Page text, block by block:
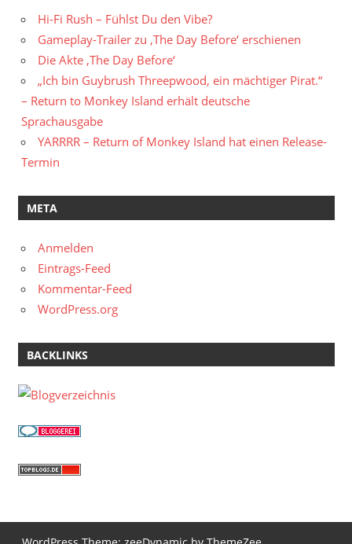
Hi-Fi Rush – Fühlst Du den Vibe?
Gameplay-Trailer zu ‚The Day Before‘ erschienen
Die Akte ‚The Day Before‘
„Ich bin Guybrush Threepwood, ein mächtiger Pirat.“
– Return to Monkey Island erhält deutsche
Sprachausgabe
YARRRR – Return of Monkey Island hat einen Release-
Termin
META
Anmelden
Eintrags-Feed
Kommentar-Feed
WordPress.org
BACKLINKS